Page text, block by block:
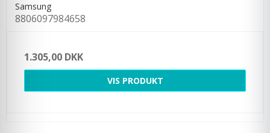
Samsung
8806097984658
1.305,00 DKK
VIS PRODUKT